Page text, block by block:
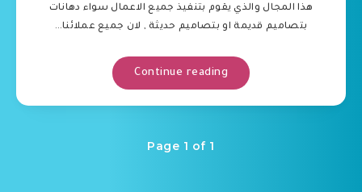
هذا المجال والذي يقوم بتنفيذ جميع الاعمال سواء دهانات
بتصاميم قديمة او بتصاميم حديثة , لان جميع عملائنا…
Continue reading
Page 1 of 1